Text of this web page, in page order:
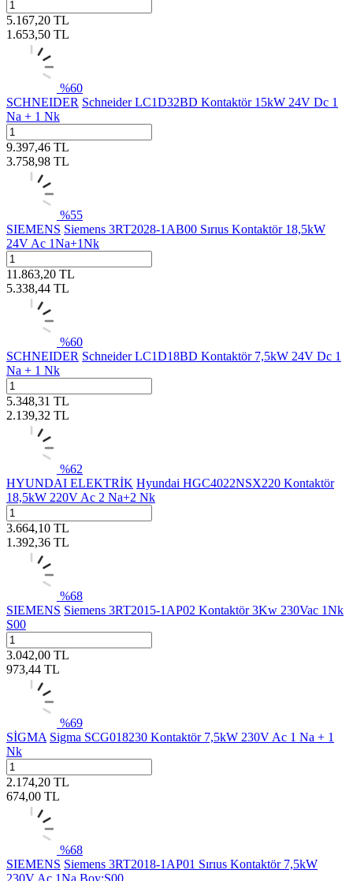
5.167,20 TL
1.653,50 TL
%60
SCHNEIDER Schneider LC1D32BD Kontaktör 15kW 24V Dc 1
Na + 1 Nk
9.397,46 TL
3.758,98 TL
%55
SIEMENS Siemens 3RT2028-1AB00 Sırıus Kontaktör 18,5kW
24V Ac 1Na+1Nk
11.863,20 TL
5.338,44 TL
%60
SCHNEIDER Schneider LC1D18BD Kontaktör 7,5kW 24V Dc 1
Na + 1 Nk
5.348,31 TL
2.139,32 TL
%62
HYUNDAI ELEKTRİK Hyundai HGC4022NSX220 Kontaktör
18,5kW 220V Ac 2 Na+2 Nk
3.664,10 TL
1.392,36 TL
%68
SIEMENS Siemens 3RT2015-1AP02 Kontaktör 3Kw 230Vac 1Nk
S00
3.042,00 TL
973,44 TL
%69
SİGMA Sigma SCG018230 Kontaktör 7,5kW 230V Ac 1 Na + 1
Nk
2.174,20 TL
674,00 TL
%68
SIEMENS Siemens 3RT2018-1AP01 Sırıus Kontaktör 7,5kW